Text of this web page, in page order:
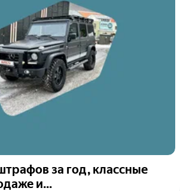
за год, классные
и...